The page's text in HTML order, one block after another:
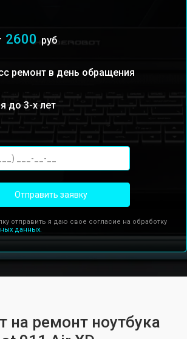
2600 руб
ремонт в день обращения
до 3-х лет
Отправить заявку
отправить я даю свое согласие на обработку
данных.
на ремонт ноутбука